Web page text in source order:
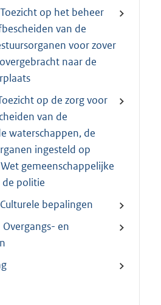
op het beheer
van de
voor zover
naar de
op de zorg voor
van de
waterschappen, de
ingesteld op
gemeenschappelijke
de politie
bepalingen
en